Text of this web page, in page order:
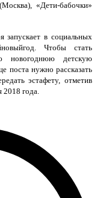
«Дети-бабочки»
в социальных
Чтобы стать
новогоднюю детскую
поста нужно рассказать
эстафету, отметив
2018 года.